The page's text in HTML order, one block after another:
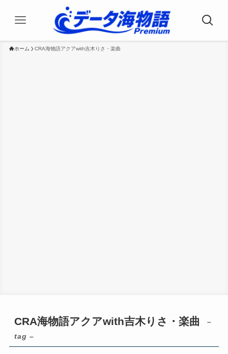
ホーム CRA海物語アクアwith吉木りさ・楽曲
CRA海物語アクアwith吉木りさ・楽曲
–
tag –